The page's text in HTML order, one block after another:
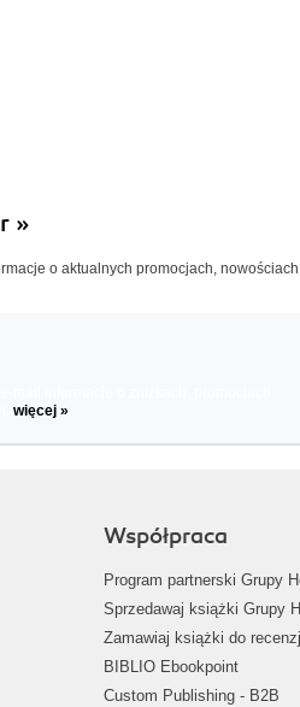
»
o aktualnych promocjach,
więcej »
Współpraca
Program partnerski Grupy
Sprzedawaj książki Grupy
Zamawiaj książki do
BIBLIO Ebookpoint
Custom Publishing - B2B